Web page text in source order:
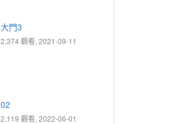
大門3
2,374 觀看, 2021-09-11
02
2,119 觀看, 2022-06-01